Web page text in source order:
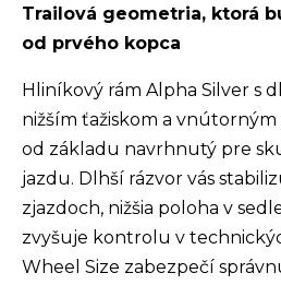
Trailová geometria, ktorá
od prvého kopca
Hliníkový rám Alpha Silver s
nižším ťažiskom a
od základu navrhnutý pre
jazdu. Dlhší rázvor vás
zjazdoch, nižšia poloha v
zvyšuje kontrolu v
Wheel Size zabezpečí